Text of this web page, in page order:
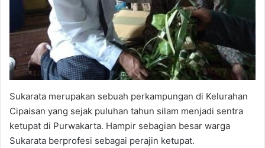
Sukarata merupakan sebuah perkampungan di Kelurahan
Cipaisan yang sejak puluhan tahun silam menjadi sentra
ketupat di Purwakarta. Hampir sebagian besar warga
Sukarata berprofesi sebagai perajin ketupat.